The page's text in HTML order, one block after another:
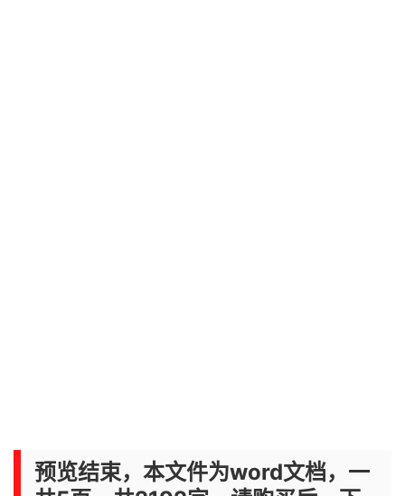
预览结束，本文件为word文档，一